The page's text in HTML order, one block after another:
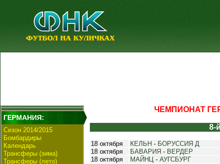
ГЕРМАНИЯ:
Сезон 2014/2015
Бомбардиры
Календарь
Трансферы (зима)
Трансферы (лето)
ЧЕМПИОНАТ
8-
18 октября КЕЛЬН - БОРУССИЯ Д
18 октября
БАВАРИЯ - ВЕРДЕР
18 октября
МАЙНЦ - АУГСБУРГ